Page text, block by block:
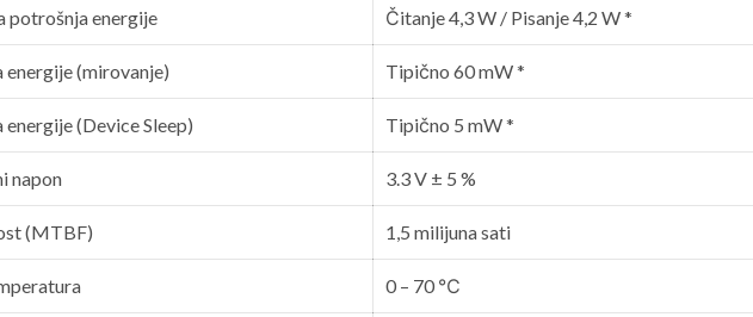
potrošnja energije Čitanje 4,3 W / Pisanje 4,2 W *
energije (mirovanje) Tipično 60 mW *
energije (Device Sleep) Tipično 5 mW *
napon 3.3 V ± 5 %
(MTBF) 1,5 milijuna sati
0 – 70 ℃